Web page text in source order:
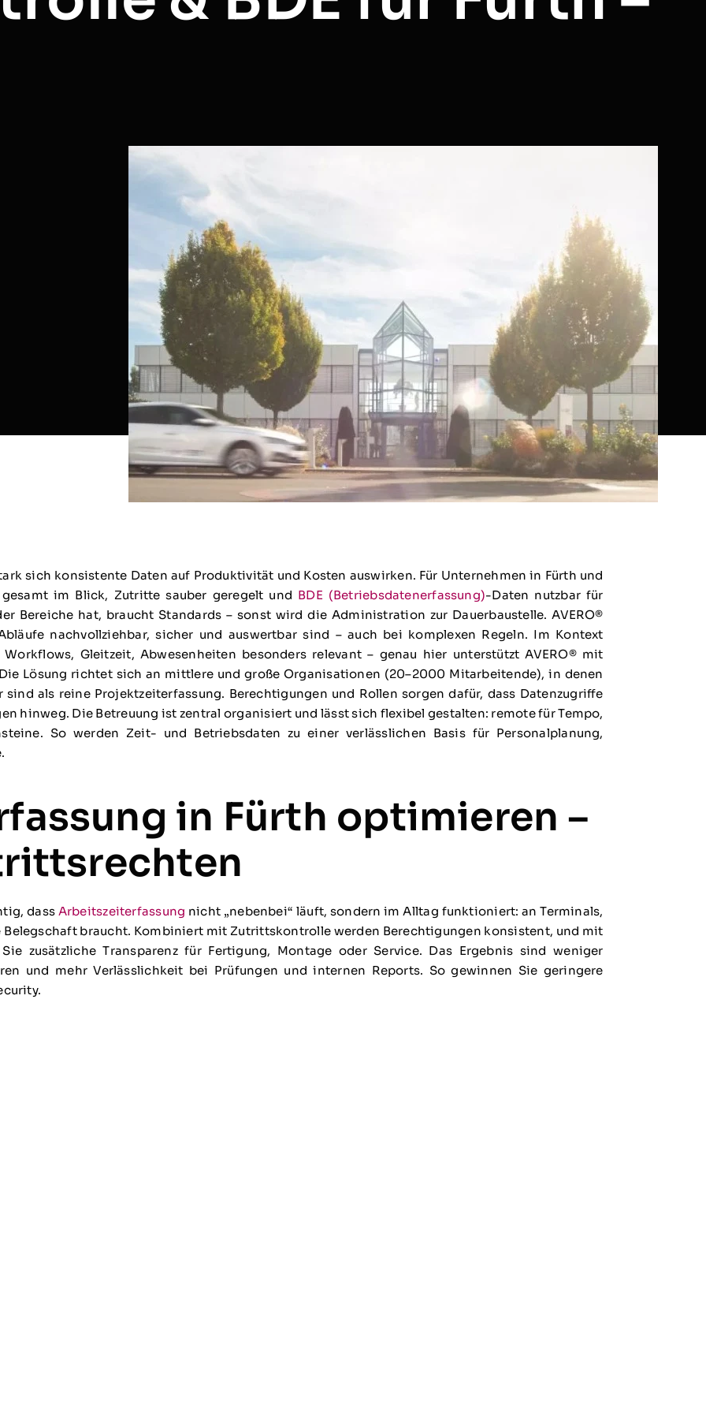
sich konsistente Daten auf Produktivität und Kosten auswirken. Für Unternehmen in Fürth und
im Blick, Zutritte sauber geregelt und BDE (Betriebsdatenerfassung)-Daten nutzbar für
Bereiche hat, braucht Standards – sonst wird die Administration zur Dauerbaustelle. AVERO®
nachvollziehbar, sicher und auswertbar sind – auch bei komplexen Regeln. Im Kontext
Gleitzeit, Abwesenheiten besonders relevant – genau hier unterstützt AVERO® mit
Lösung richtet sich an mittlere und große Organisationen (20–2000 Mitarbeitende), in denen
als reine Projektzeiterfassung. Berechtigungen und Rollen sorgen dafür, dass Datenzugriffe
hinweg. Die Betreuung ist zentral organisiert und lässt sich flexibel gestalten: remote für Tempo,
So werden Zeit- und Betriebsdaten zu einer verlässlichen Basis für Personalplanung,
in Fürth optimieren –
dass Arbeitszeiterfassung nicht „nebenbei“ läuft, sondern im Alltag funktioniert: an Terminals,
Belegschaft braucht. Kombiniert mit Zutrittskontrolle werden Berechtigungen konsistent, und mit
zusätzliche Transparenz für Fertigung, Montage oder Service. Das Ergebnis sind weniger
und mehr Verlässlichkeit bei Prüfungen und internen Reports. So gewinnen Sie geringere